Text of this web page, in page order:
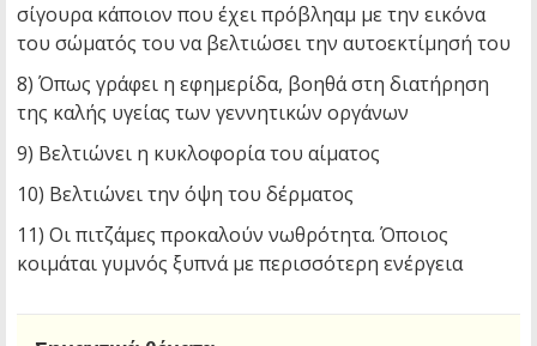
σίγουρα κάποιον που έχει πρόβληαμ με την εικόνα
του σώματός του να βελτιώσει την αυτοεκτίμησή του
8) Όπως γράφει η εφημερίδα, βοηθά στη διατήρηση
της καλής υγείας των γεννητικών οργάνων
9) Βελτιώνει η κυκλοφορία του αίματος
10) Βελτιώνει την όψη του δέρματος
11) Οι πιτζάμες προκαλούν νωθρότητα. Όποιος
κοιμάται γυμνός ξυπνά με περισσότερη ενέργεια